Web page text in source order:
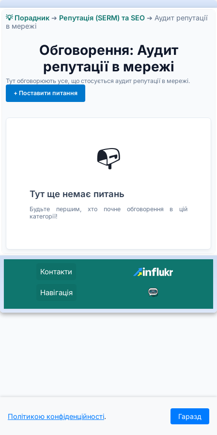
Головна Проєкти Кейси Увійти
💡 Порадник ➔ Репутація (SERM) та SEO ➔ Аудит репутації
в мережі
Обговорення: Аудит
репутації в мережі
Тут обговорюють усе, що стосується аудит репутації в мережі.
+ Поставити питання
📭
Тут ще немає питань
Будьте першим, хто почне обговорення в цій
категорії!
Контакти
Навігація
Політикою конфіденційності. Гаразд